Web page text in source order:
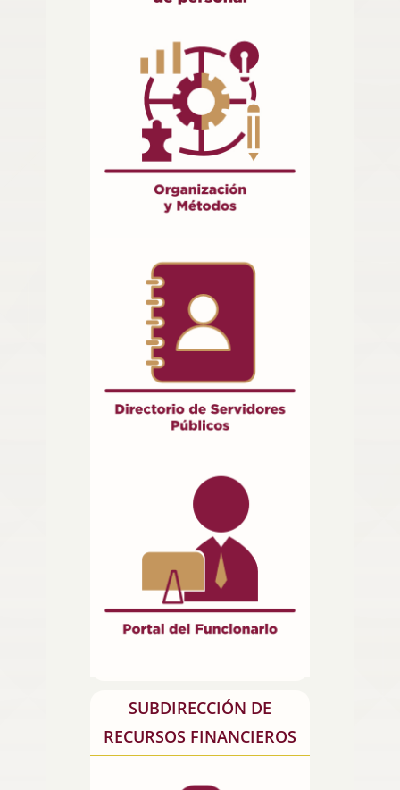
SUBDIRECCIÓN DE
RECURSOS FINANCIEROS